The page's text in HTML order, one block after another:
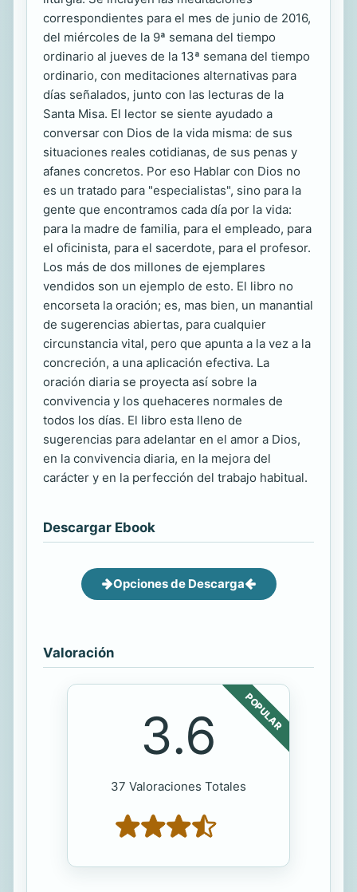
correspondientes para el mes de junio de 2016,
del miércoles de la 9ª semana del tiempo
ordinario al jueves de la 13ª semana del tiempo
ordinario, con meditaciones alternativas para
días señalados, junto con las lecturas de la
Santa Misa. El lector se siente ayudado a
conversar con Dios de la vida misma: de sus
situaciones reales cotidianas, de sus penas y
afanes concretos. Por eso Hablar con Dios no
es un tratado para "especialistas", sino para la
gente que encontramos cada día por la vida:
para la madre de familia, para el empleado, para
el oficinista, para el sacerdote, para el profesor.
Los más de dos millones de ejemplares
vendidos son un ejemplo de esto. El libro no
encorseta la oración; es, mas bien, un manantial
de sugerencias abiertas, para cualquier
circunstancia vital, pero que apunta a la vez a la
concreción, a una aplicación efectiva. La
oración diaria se proyecta así sobre la
convivencia y los quehaceres normales de
todos los días. El libro esta lleno de
sugerencias para adelantar en el amor a Dios,
en la convivencia diaria, en la mejora del
carácter y en la perfección del trabajo habitual.
Descargar Ebook
Opciones de Descarga
Valoración
POPULAR
3.6
37 Valoraciones Totales